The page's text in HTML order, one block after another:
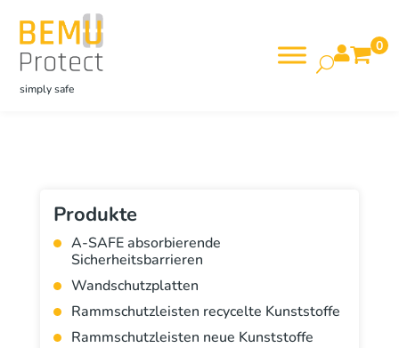
simply safe
 0
Produkte
A-SAFE absorbierende
Sicherheitsbarrieren
Wandschutzplatten
Rammschutzleisten recycelte Kunststoffe
Rammschutzleisten neue Kunststoffe